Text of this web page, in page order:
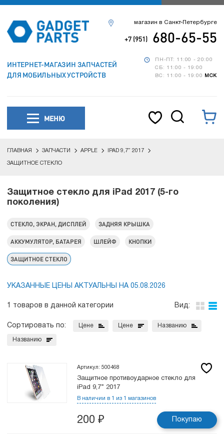
ИНТЕРНЕТ-МАГАЗИН ЗАПЧАСТЕЙ
ДЛЯ МОБИЛЬНЫХ УСТРОЙСТВ
ПН-ПТ: 11:00 - 20:00
СБ: 11:00 - 19:00
ВС: 11:00 - 19:00
МСК
магазин в Санкт-Петербурге
+7 (951) 680-65-55
МЕНЮ
ГЛАВНАЯ ЗАПЧАСТИ APPLE IPAD 9,7” 2017
ЗАЩИТНОЕ СТЕКЛО
Защитное стекло для iPad 2017 (5-го
поколения)
СТЕКЛО, ЭКРАН, ДИСПЛЕЙ ЗАДНЯЯ КРЫШКА
АККУМУЛЯТОР, БАТАРЕЯ ШЛЕЙФ КНОПКИ
ЗАЩИТНОЕ СТЕКЛО
УКАЗАННЫЕ ЦЕНЫ АКТУАЛЬНЫ НА 05.08.2026
1 товаров в данной категории Вид:
Сортировать по: Цене Цене Названию
Названию
Артикул: 500468
Защитное противоударное стекло для
iPad 9,7” 2017
В наличии в 1 из 1 магазинов
200 ₽ Покупаю